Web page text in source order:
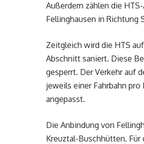
Außerdem zählen die
Fellinghausen in Richtung
Zeitgleich wird die HTS
Abschnitt saniert. Diese
gesperrt. Der Verkehr auf
jeweils einer Fahrbahn
angepasst.
Die Anbindung von
Kreuztal-Buschhütten.